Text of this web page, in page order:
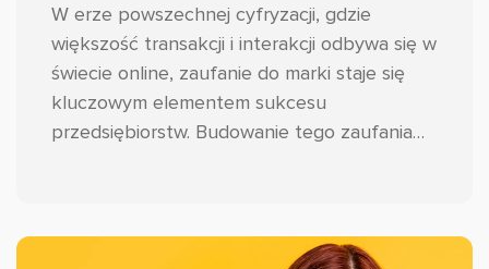
W erze powszechnej cyfryzacji, gdzie
większość transakcji i interakcji odbywa się w
świecie online, zaufanie do marki staje się
kluczowym elementem sukcesu
przedsiębiorstw. Budowanie tego zaufania